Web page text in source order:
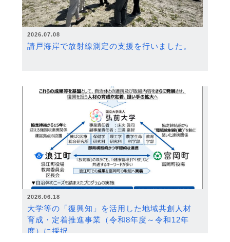
2026.07.08
請戸海岸で放射線測定の支援を行いました。
2026.06.18
大学等の「復興知」を活用した地域共創人材
育成・定着推進事業（令和8年度～令和12年
度）に採択